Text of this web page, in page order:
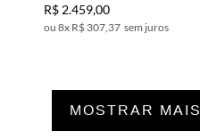
R$ 2.459,00
8x R$ 307,37 sem juros
MOSTRAR MAIS